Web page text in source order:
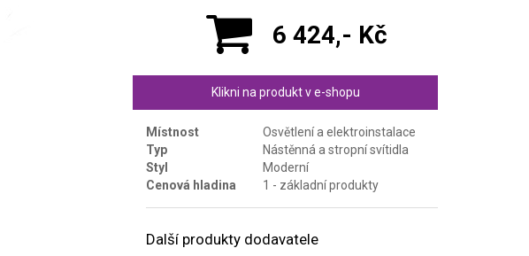
6 424,- Kč
Klikni na produkt v e-shopu
Místnost
Osvětlení a elektroinstalace
Typ
Nástěnná a stropní svítidla
Styl
Moderní
Cenová hladina
1 - základní produkty
Další produkty dodavatele